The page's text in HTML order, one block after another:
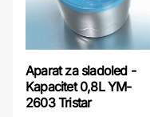
Aparat za sladoled -
Kapacitet 0,8L YM-
2603 Tristar